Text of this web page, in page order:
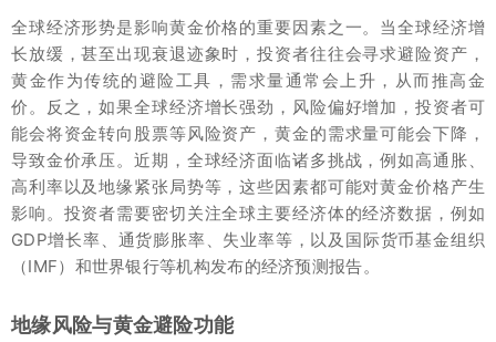
全球经济形势是影响黄金价格的重要因素之一。当全球经济增
长放缓，甚至出现衰退迹象时，投资者往往会寻求避险资产，
黄金作为传统的避险工具，需求量通常会上升，从而推高金
价。反之，如果全球经济增长强劲，风险偏好增加，投资者可
能会将资金转向股票等风险资产，黄金的需求量可能会下降，
导致金价承压。近期，全球经济面临诸多挑战，例如高通胀、
高利率以及地缘紧张局势等，这些因素都可能对黄金价格产生
影响。投资者需要密切关注全球主要经济体的经济数据，例如
GDP增长率、通货膨胀率、失业率等，以及国际货币基金组织
（IMF）和世界银行等机构发布的经济预测报告。
地缘风险与黄金避险功能